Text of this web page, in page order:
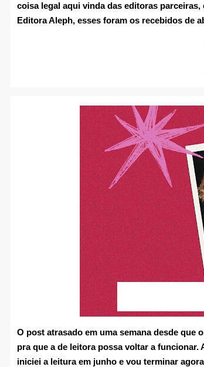
coisa legal aqui vinda das editoras
Editora Aleph, esses foram os recebidos de
O post atrasado em uma semana desde que
pra que a de leitora possa voltar a
iniciei a leitura em junho e vou terminar